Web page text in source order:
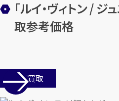
「ルイ・ヴィトン / ジ
取参考価格
店舗買取